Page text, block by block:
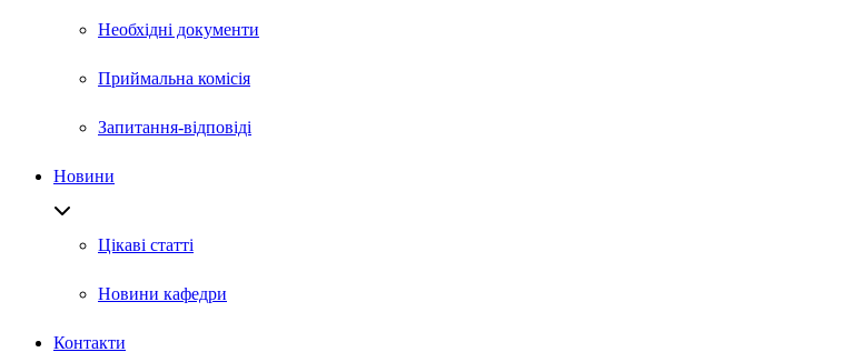
Необхідні документи
Приймальна комісія
Запитання-відповіді
Новини
Цікаві статті
Новини кафедри
Контакти